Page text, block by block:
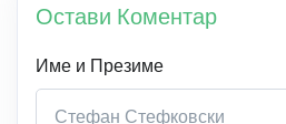
Остави Коментар
Име и Презиме